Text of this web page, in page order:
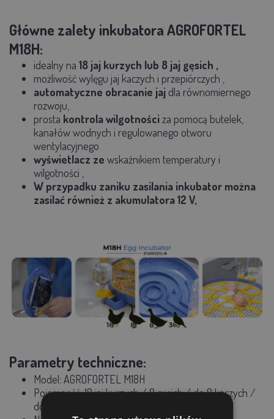
Główne zalety inkubatora AGROFORTEL
M18H:
idealny na 18 jaj kurzych lub 8 jaj gęsich ,
możliwość wylęgu jaj kaczych i przepiórczych
automatyczne obracanie jaj dla równomiernego
rozwoju,
prosta kontrola wilgotnościza pomocą butelek,
kanałów wodnych i regulowanego otworu
wentylacyjnego
wyświetlacz ze wskaźnikiem temperatury i
wilgotności
W przypadku zaniku zasilania inkubator można
zasilać również z akumulatora 12 V,
Parametry techniczne:
Model: AGROFORTEL M18H
Pojemność: 18 jaj kurzych / 8 gęsich / do 8 kaczych /
do 36 przepiórczych